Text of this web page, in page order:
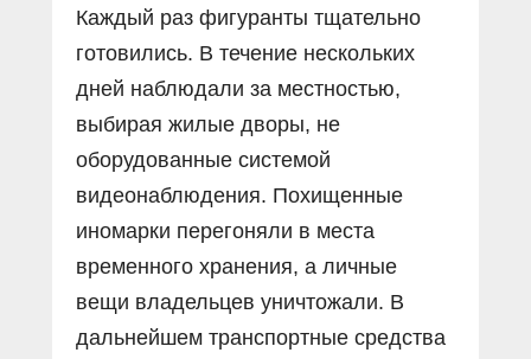
Каждый раз фигуранты тщательно
готовились. В течение нескольких
дней наблюдали за местностью,
выбирая жилые дворы, не
оборудованные системой
видеонаблюдения. Похищенные
иномарки перегоняли в места
временного хранения, а личные
вещи владельцев уничтожали. В
дальнейшем транспортные средства